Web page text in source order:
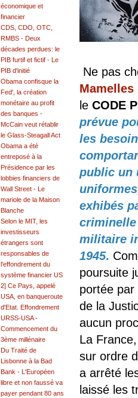
Ne pas
Mamelles
le CODE
prévue
les
public un
exhibés
militaire
1945.
poursuite
portée par
de la
aucun
La
sur ordre
a arrêté
laissé les
économique et
financier
CDS, CDO, OTC,
RMBS - Deux
décades perdues: le
PIB furtif et fictif - Le
PIB d'initié
Obama confisque la
Fed', la création
monétaire au profit
des banques -
McCain veut rétablir
le Glass-Steagall Act
Obama a été
entreposé à la
Présidence par les
lobbies financiers de
Wall Street - Le
mariole de la Maison
Blanche
Selon le MIT, les
investisseurs
étrangers sont
responsables de
l'effondrement du
système financier US
2] Ce Pays, appelé
USA, en banqueroute
d'Etat. Effondrement
URSS-USA -
Commencement du
3ème millénaire
Du Traité de
Lisbonne à la Bad
Bank - L'Européen
libre et non faussé va
payer pendant 80 ans